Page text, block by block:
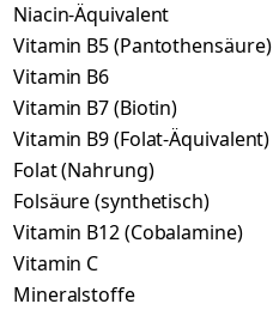
Niacin-Äquivalent
Vitamin B5 (Pantothensäure)
Vitamin B6
Vitamin B7 (Biotin)
Vitamin B9 (Folat-Äquivalent)
Folat (Nahrung)
Folsäure (synthetisch)
Vitamin B12 (Cobalamine)
Vitamin C
Mineralstoffe